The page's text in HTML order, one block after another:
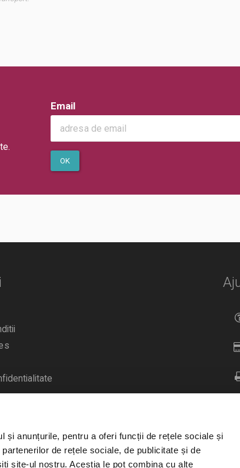
și anunțurile, pentru a oferi funcții de rețele sociale și
de rețele sociale, de publicitate și de
site-ul nostru. Aceștia le pot combina cu alte
Email
OK